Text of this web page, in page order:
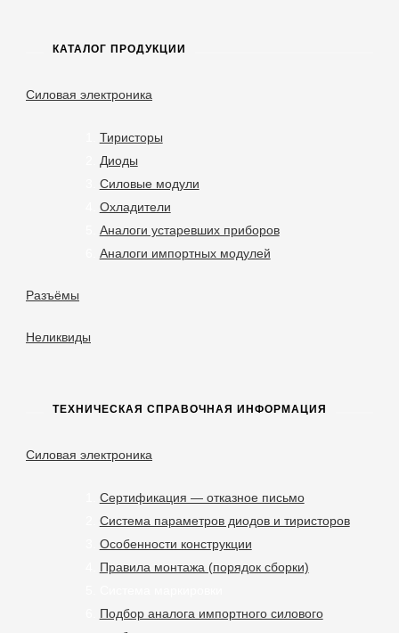
КАТАЛОГ ПРОДУКЦИИ
Силовая электроника
Тиристоры
Диоды
Силовые модули
Охладители
Аналоги устаревших приборов
Аналоги импортных модулей
Разъёмы
Неликвиды
ТЕХНИЧЕСКАЯ СПРАВОЧНАЯ ИНФОРМАЦИЯ
Силовая электроника
Сертификация — отказное письмо
Система параметров диодов и тиристоров
Особенности конструкции
Правила монтажа (порядок сборки)
Подбор аналога импортного силового